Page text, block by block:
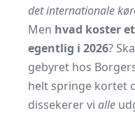
det internationale
Men hvad koster
egentlig i 2026?
gebyret hos
helt springe kortet
dissekerer vi alle